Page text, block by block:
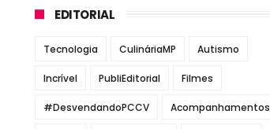
EDITORIAL
Tecnologia CulináriaMP Autismo
Incrível PubliEditorial Filmes
#DesvendandoPCCV Acompanhamentos